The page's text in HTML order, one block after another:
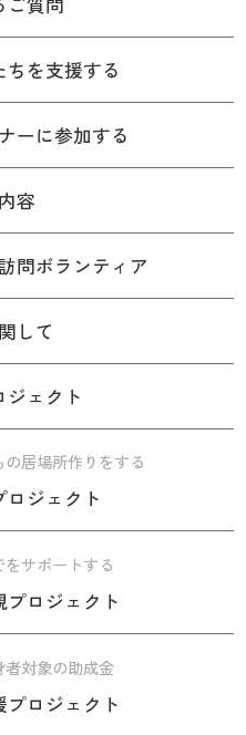
を支援する
ーに参加する
容
問ボランティア
して
ジェクト
居場所作りをする
ジェクト
サポートする
ロジェクト
者対象の助成金
プロジェクト